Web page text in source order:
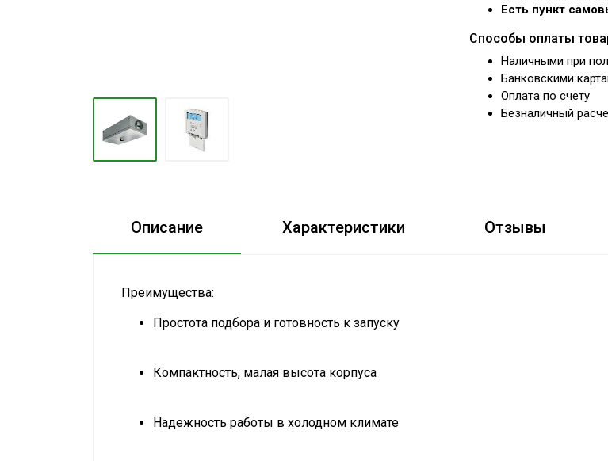
Чаши для костра
Сушилки для рук
Осушители воздуха
Есть пункт
Способы оплаты
Наличными при
Банковскими
Оплата по счету
Безналичный
Описание Характеристики Отзывы
Преимущества:
Простота подбора и готовность к запуску
Компактность, малая высота корпуса
Надежность работы в холодном климате